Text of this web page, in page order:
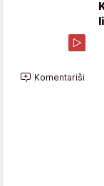
Komentariši